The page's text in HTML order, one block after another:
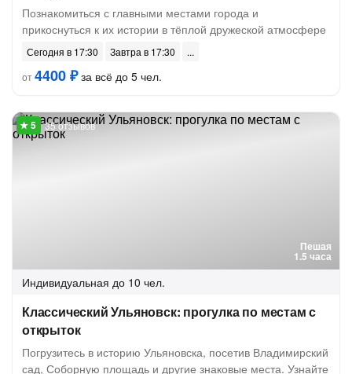
Познакомиться с главными местами города и
прикоснуться к их истории в тёплой дружеской атмосфере
Сегодня в 17:30
Завтра в 17:30
от4400 ₽за всё до 5 чел.
Пешая
1.5 часа
35 отзывов
Индивидуальная до 10 чел.
Классический Ульяновск: прогулка по местам с
открыток
Погрузитесь в историю Ульяновска, посетив Владимирский
сад, Соборную площадь и другие знаковые места. Узнайте